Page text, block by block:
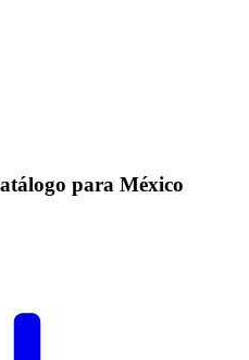
para México